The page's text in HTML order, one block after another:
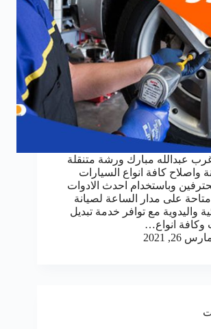
عبدالله مبارك ورشة متنقلة
واصلاح كافة انواع السيارات
وباستخدام احدث الادوات
على مدار الساعة لصيانة
واليدوية مع توافر خدمة تبديل
وكافة انواع…
26, 2021